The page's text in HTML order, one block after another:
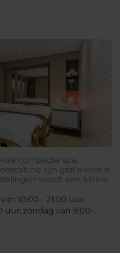
compacte spa.
zijn gratis voor al
wordt een kleine
10:00 - 21:00 uur,
uur, zondag van 9:00-